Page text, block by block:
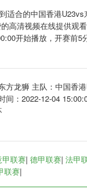
适合的中国香港
高清视频在线提供观
开始播放，开赛前
方龙狮 主队：中国香
间：2022-12-04
甲联赛| 德甲联赛| 法甲
联赛|